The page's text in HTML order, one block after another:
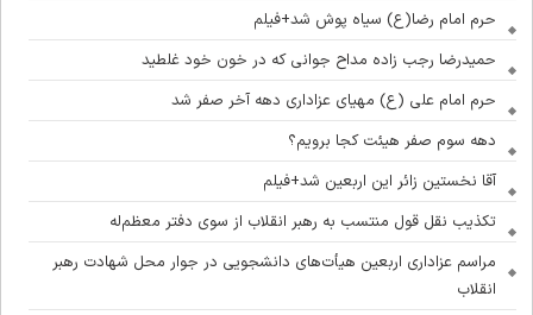
حرم امام رضا(ع) سیاه پوش شد+فیلم
حمیدرضا رجب زاده مداح جوانی که در خون خود غلطید
حرم امام علی (ع) مهیای عزاداری دهه آخر صفر شد
دهه سوم صفر هیئت کجا برویم؟
آقا نخستین زائر این اربعین شد+فیلم
تکذیب نقل قول منتسب به رهبر انقلاب از سوی دفتر معظم‌له
مراسم عزاداری اربعین هیأت‌های دانشجویی در جوار محل شهادت رهبر
انقلاب